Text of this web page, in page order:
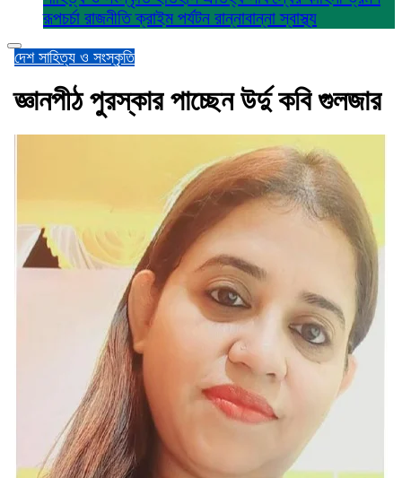
রূপচর্চা রাজনীতিক্রাইম পর্যটন রান্নাবান্নাস্বাস্থ্য
দেশ সাহিত্য ও সংস্কৃতি
জ্ঞানপীঠ পুরস্কার পাচ্ছেন উর্দু কবি গুলজার